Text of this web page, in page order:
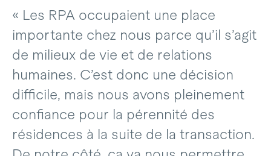
« Les RPA occupaient une place
importante chez nous parce qu’il s’agit
de milieux de vie et de relations
humaines. C’est donc une décision
difficile, mais nous avons pleinement
confiance pour la pérennité des
résidences à la suite de la transaction.